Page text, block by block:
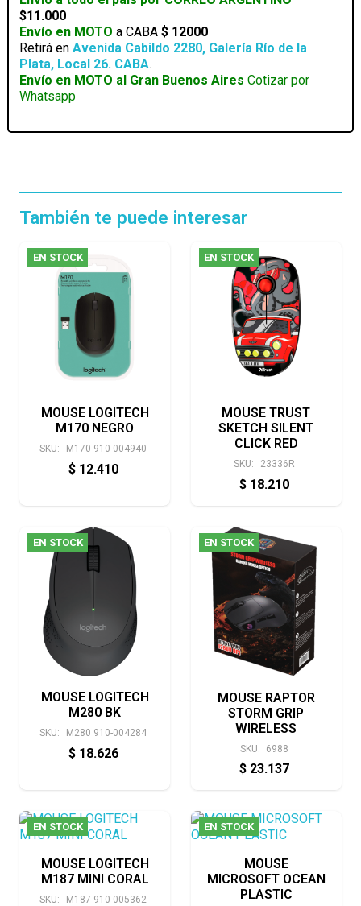
$11.000
Envío en MOTO a CABA$ 12000
Retirá enAvenida Cabildo 2280, Galería Río de la
Plata, Local 26. CABA.
Envío en MOTO al Gran Buenos Aires Cotizar por
Whatsapp
También te puede interesar
EN STOCK
MOUSE LOGITECH
M170 NEGRO
SKU: M170 910-004940
$ 12.410
EN STOCK
MOUSE TRUST
SKETCH SILENT
CLICK RED
SKU: 23336R
$ 18.210
EN STOCK
MOUSE LOGITECH
M280 BK
SKU: M280 910-004284
$ 18.626
EN STOCK
MOUSE RAPTOR
STORM GRIP
WIRELESS
SKU: 6988
$ 23.137
EN STOCK
MOUSE LOGITECH
M187 MINI CORAL
SKU: M187-910-005362
EN STOCK
MOUSE
MICROSOFT OCEAN
PLASTIC